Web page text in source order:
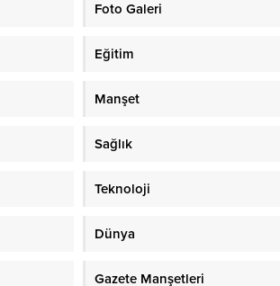
Foto Galeri
Eğitim
Manşet
Sağlık
Teknoloji
Dünya
Gazete Manşetleri